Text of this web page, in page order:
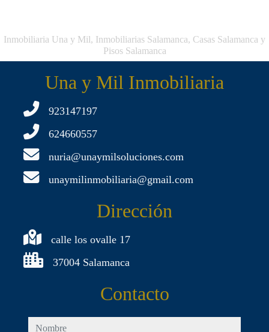
Inmobiliaria Una y Mil, Inmobiliarias Salamanca, Casas Salamanca y
Pisos Salamanca
Una y Mil Inmobiliaria
923147197
624660557
nuria@unaymilsoluciones.com
unaymilinmobiliaria@gmail.com
Dirección
calle los ovalle 17
37004 Salamanca
Contacto
nombre